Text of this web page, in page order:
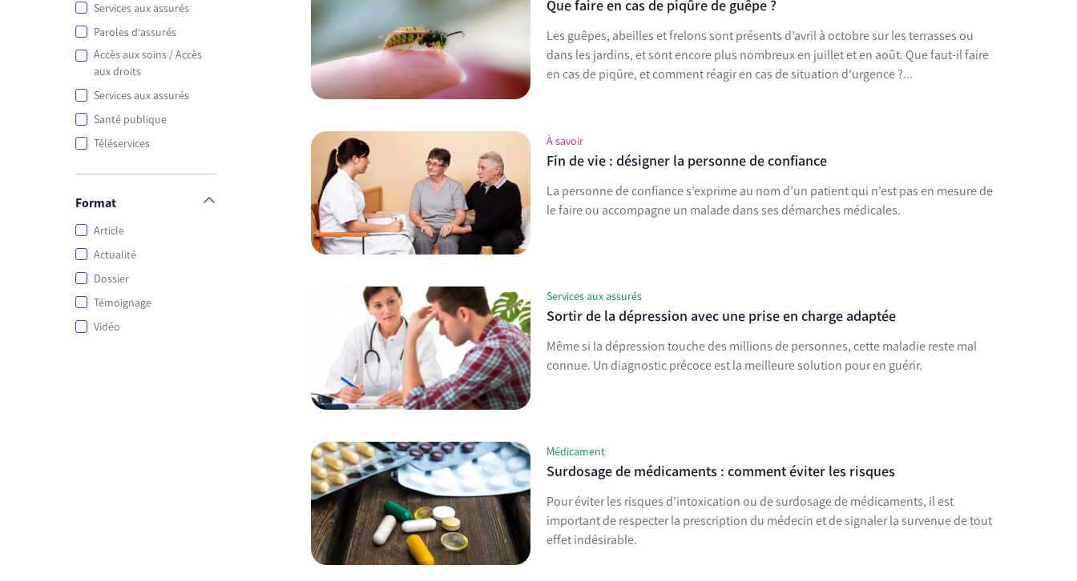
Services aux assurés
Paroles d'assurés
Accès aux soins / Accès
aux droits
Services aux assurés
Santé publique
Téléservices
Format
Article
Actualité
Dossier
Témoignage
Vidéo
Que faire en cas de piqûre de guêpe ?
Les guêpes, abeilles et frelons sont présents d’avril à octobre sur les terrasses ou
dans les jardins, et sont encore plus nombreux en juillet et en août. Que faut-il faire
en cas de piqûre, et comment réagir en cas de situation d’urgence ?...
À savoir
Fin de vie : désigner la personne de confiance
La personne de confiance s’exprime au nom d’un patient qui n’est pas en mesure de
le faire ou accompagne un malade dans ses démarches médicales.
Services aux assurés
Sortir de la dépression avec une prise en charge adaptée
Même si la dépression touche des millions de personnes, cette maladie reste mal
connue. Un diagnostic précoce est la meilleure solution pour en guérir.
Médicament
Surdosage de médicaments : comment éviter les risques
Pour éviter les risques d'intoxication ou de surdosage de médicaments, il est
important de respecter la prescription du médecin et de signaler la survenue de tout
effet indésirable.